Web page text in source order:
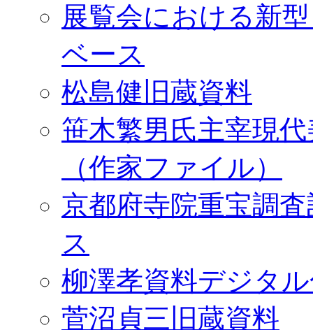
展覧会における新
ベース
松島健旧蔵資料
笹木繁男氏主宰現
（作家ファイル）
京都府寺院重宝調
ス
柳澤孝資料デジタ
菅沼貞三旧蔵資料